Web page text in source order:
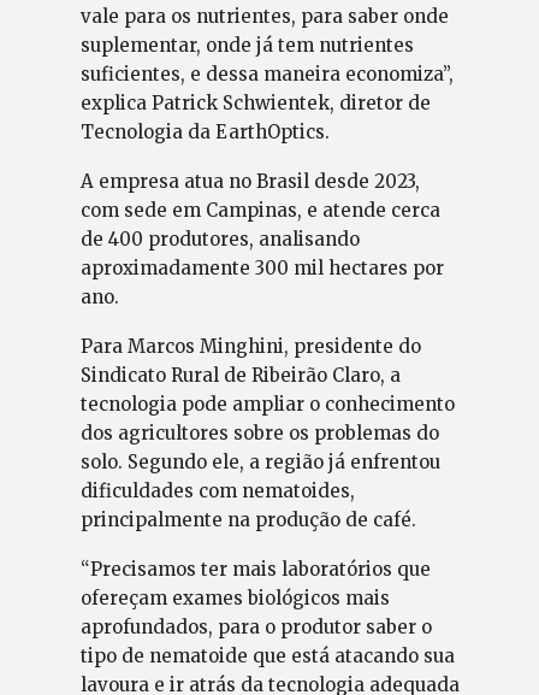
vale para os nutrientes, para saber onde
suplementar, onde já tem nutrientes
suficientes, e dessa maneira economiza”,
explica Patrick Schwientek, diretor de
Tecnologia da EarthOptics.
A empresa atua no Brasil desde 2023,
com sede em Campinas, e atende cerca
de 400 produtores, analisando
aproximadamente 300 mil hectares por
ano.
Para Marcos Minghini, presidente do
Sindicato Rural de Ribeirão Claro, a
tecnologia pode ampliar o conhecimento
dos agricultores sobre os problemas do
solo. Segundo ele, a região já enfrentou
dificuldades com nematoides,
principalmente na produção de café.
“Precisamos ter mais laboratórios que
ofereçam exames biológicos mais
aprofundados, para o produtor saber o
tipo de nematoide que está atacando sua
lavoura e ir atrás da tecnologia adequada